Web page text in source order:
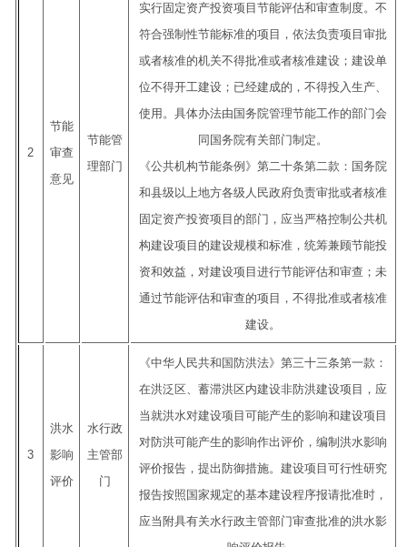
2
节能
审查
意见
节能管
理部门
实行固定资产投资项目节能评估和审查制度。不
符合强制性节能标准的项目，依法负责项目审批
或者核准的机关不得批准或者核准建设；建设单
位不得开工建设；已经建成的，不得投入生产、
使用。具体办法由国务院管理节能工作的部门会
同国务院有关部门制定。
《公共机构节能条例》第二十条第二款：国务院
和县级以上地方各级人民政府负责审批或者核准
固定资产投资项目的部门，应当严格控制公共机
构建设项目的建设规模和标准，统筹兼顾节能投
资和效益，对建设项目进行节能评估和审查；未
通过节能评估和审查的项目，不得批准或者核准
建设。
3
洪水
影响
评价
水行政
主管部
门
《中华人民共和国防洪法》第三十三条第一款：
在洪泛区、蓄滞洪区内建设非防洪建设项目，应
当就洪水对建设项目可能产生的影响和建设项目
对防洪可能产生的影响作出评价，编制洪水影响
评价报告，提出防御措施。建设项目可行性研究
报告按照国家规定的基本建设程序报请批准时，
应当附具有关水行政主管部门审查批准的洪水影